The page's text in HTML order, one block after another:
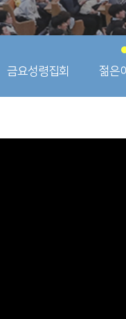
금요성령집회 젊은